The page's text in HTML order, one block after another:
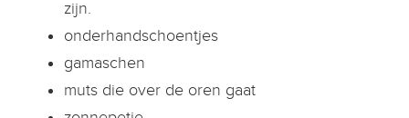
zijn.
onderhandschoentjes
gamaschen
muts die over de oren gaat